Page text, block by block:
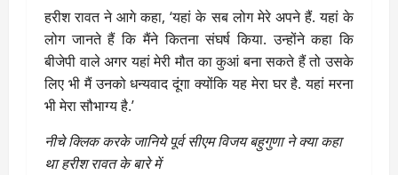
हरीश रावत ने आगे कहा, ‘यहां के सब लोग मेरे अपने हैं. यहां के
लोग जानते हैं कि मैंने कितना संघर्ष किया. उन्होंने कहा कि
बीजेपी वाले अगर यहां मेरी मौत का कुआं बना सकते हैं तो उसके
लिए भी मैं उनको धन्यवाद दूंगा क्योंकि यह मेरा घर है. यहां मरना
भी मेरा सौभाग्य है.’
नीचे क्लिक करके जानिये पूर्व सीएम विजय बहुगुणा ने क्या कहा
था हरीश रावत के बारे में